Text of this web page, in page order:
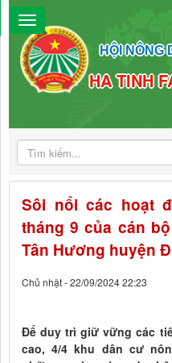
HỘI NÔNG
HA TINH
Sôi nổi các hoạt
tháng 9 của cán
Tân Hương huyện
Chủ nhật - 22/09/2024 22:23
Để duy trì giữ vững các
cao, 4/4 khu dân cư